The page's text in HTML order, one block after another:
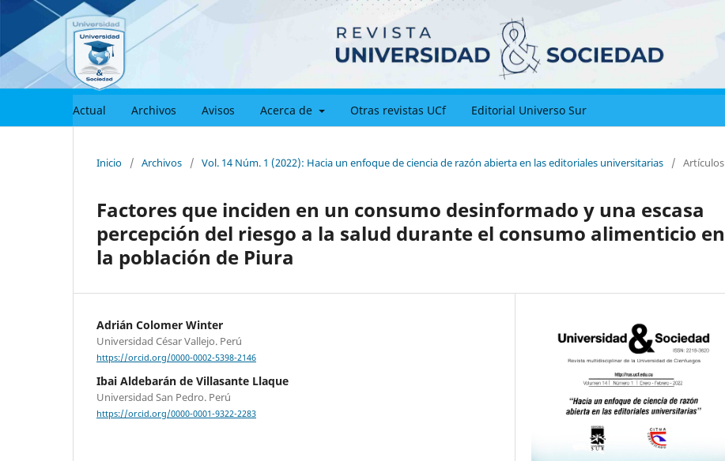
Actual Archivos Avisos Acerca de Otras revistas UCf Editorial Universo Sur
Inicio / Archivos / Vol. 14 Núm. 1 (2022): Hacia un enfoque de ciencia de razón abierta en las editoriales universitarias / Artículos
Factores que inciden en un consumo desinformado y una escasa
percepción del riesgo a la salud durante el consumo alimenticio en
la población de Piura
Adrián Colomer Winter
Universidad César Vallejo. Perú
https://orcid.org/0000-0002-5398-2146
Ibai Aldebarán de Villasante Llaque
Universidad San Pedro. Perú
https://orcid.org/0000-0001-9322-2283